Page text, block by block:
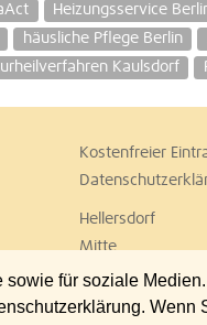
für soziale
Heizungsservice
häusliche Pflege Berlin
Kaulsdorf
Kostenfreier
Hellersdorf
Mitte
Spandau
Wedding